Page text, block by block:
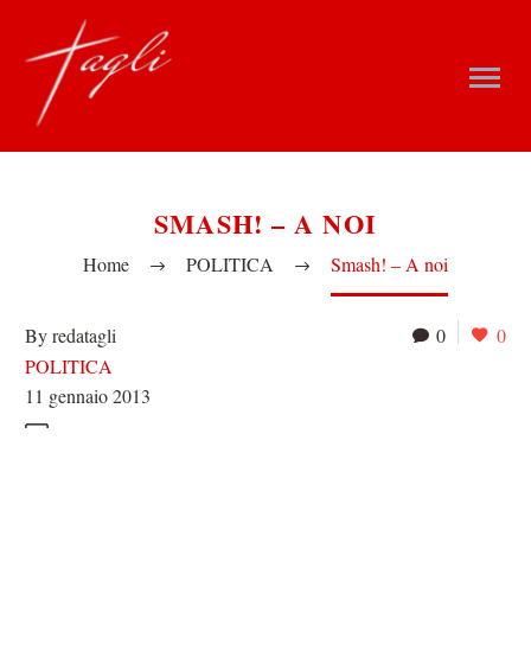
SMASH! – A NOI
Home POLITICA Smash! – A noi
0 0
By redatagli
POLITICA
11 gennaio 2013